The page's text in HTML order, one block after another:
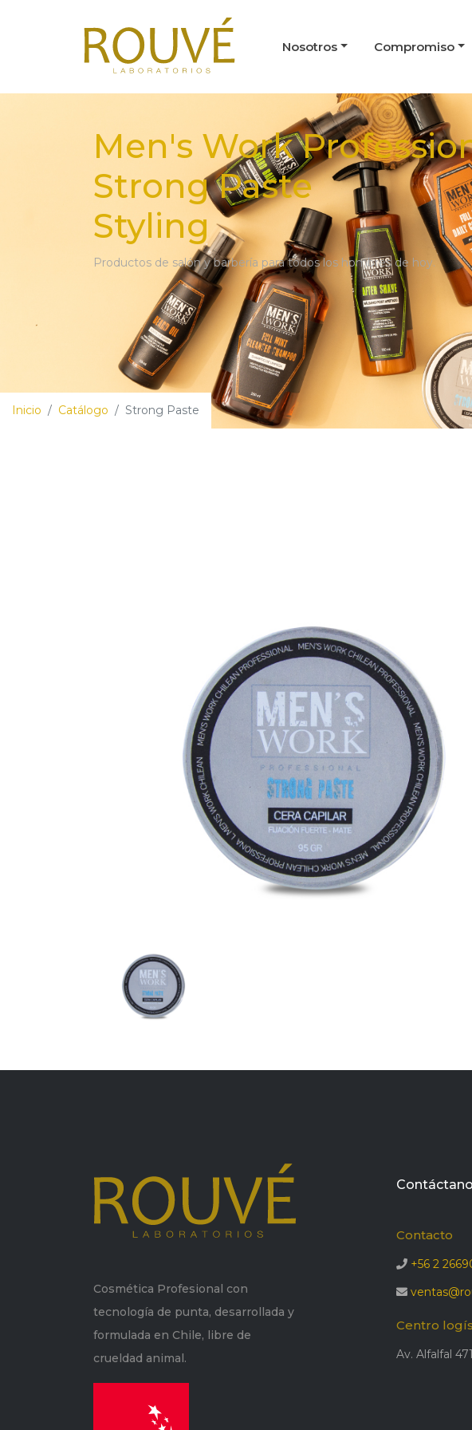
Nosotros Compromiso
Inicio / Catálogo / Strong Paste
Men's Work
Strong Paste
Styling
Productos de salón y barbería para todos los hombres de hoy.
Cosmética Profesional con
tecnología de punta, desarrollada y
formulada en Chile, libre de
crueldad animal.
Contacto
+56 2
Centro
Av. Alfalfal